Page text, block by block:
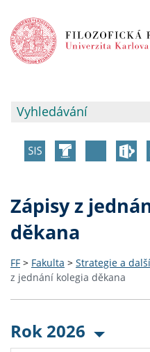
Zápisy z
děkana
FF > Fakulta > Strategie a
z jednání kolegia děkana
Rok 2026